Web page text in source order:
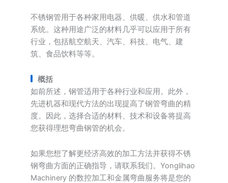
不锈钢管用于各种家用电器、供暖、供水和管道
系统。这种用途广泛的材料几乎可以应用于所有
行业，包括航空航天、汽车、科技、电气、建
筑、食品饮料等等。
概括
如前所述，钢管适用于各种行业和应用。此外，
先进机器和现代方法的出现提高了钢管弯曲的精
度。因此，选择合适的材料、技术和设备将提高
您获得理想弯曲钢管的机会。
如果您想了解更经济高效的加工方法并获得不锈
钢弯曲方面的正确指导，请联系我们。Yonglihao
Machinery 的数控加工和金属弯曲服务将是您的